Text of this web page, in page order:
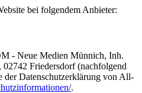
bei folgendem Anbieter:
- Neue Medien Münnich, Inh.
Friedersdorf (nachfolgend
Datenschutzerklärung von All-
.